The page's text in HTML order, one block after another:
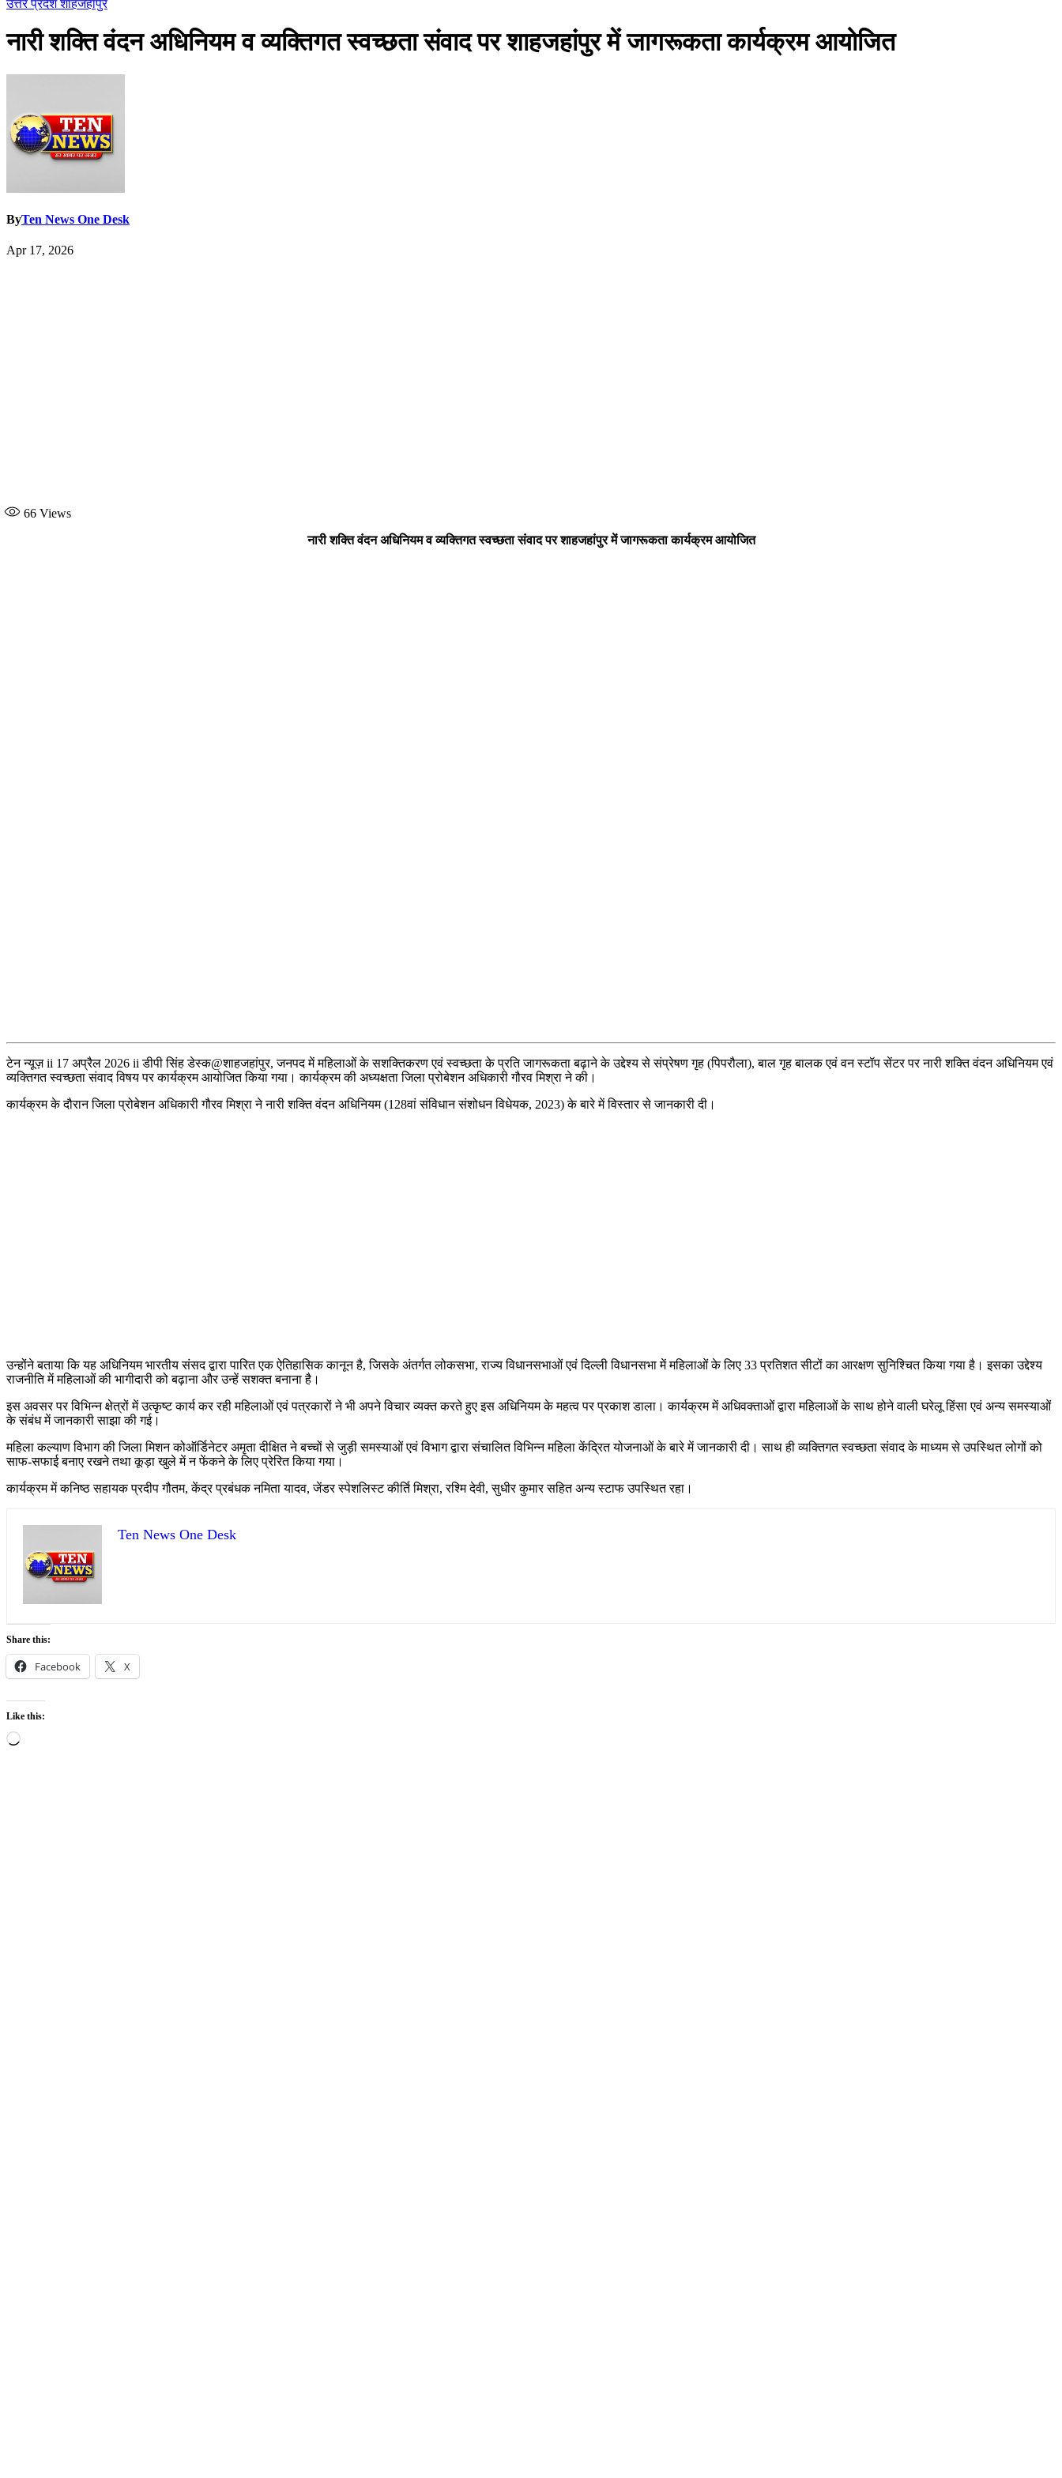
उत्तर प्रदेशशाहजहांपुर
नारी शक्ति वंदन अधिनियम व व्यक्तिगत स्वच्छता संवाद पर शाहजहांपुर में जागरूकता कार्यक्रम आयोजित
ByTen News One Desk
Apr 17, 2026
66 Views
नारी शक्ति वंदन अधिनियम व व्यक्तिगत स्वच्छता संवाद पर शाहजहांपुर में जागरूकता कार्यक्रम आयोजित
टेन न्यूज़ ii 17 अप्रैल 2026 ii डीपी सिंह डेस्क@शाहजहांपुर, जनपद में महिलाओं के सशक्तिकरण एवं स्वच्छता के प्रति जागरूकता बढ़ाने के उद्देश्य से संप्रेषण गृह (पिपरौला), बाल गृह बालक एवं वन स्टॉप सेंटर पर नारी शक्ति वंदन अधिनियम एवं
व्यक्तिगत स्वच्छता संवाद विषय पर कार्यक्रम आयोजित किया गया। कार्यक्रम की अध्यक्षता जिला प्रोबेशन अधिकारी गौरव मिश्रा ने की।
कार्यक्रम के दौरान जिला प्रोबेशन अधिकारी गौरव मिश्रा ने नारी शक्ति वंदन अधिनियम (128वां संविधान संशोधन विधेयक, 2023) के बारे में विस्तार से जानकारी दी।
उन्होंने बताया कि यह अधिनियम भारतीय संसद द्वारा पारित एक ऐतिहासिक कानून है, जिसके अंतर्गत लोकसभा, राज्य विधानसभाओं एवं दिल्ली विधानसभा में महिलाओं के लिए 33 प्रतिशत सीटों का आरक्षण सुनिश्चित किया गया है। इसका उद्देश्य
राजनीति में महिलाओं की भागीदारी को बढ़ाना और उन्हें सशक्त बनाना है।
इस अवसर पर विभिन्न क्षेत्रों में उत्कृष्ट कार्य कर रही महिलाओं एवं पत्रकारों ने भी अपने विचार व्यक्त करते हुए इस अधिनियम के महत्व पर प्रकाश डाला। कार्यक्रम में अधिवक्ताओं द्वारा महिलाओं के साथ होने वाली घरेलू हिंसा एवं अन्य समस्याओं
के संबंध में जानकारी साझा की गई।
महिला कल्याण विभाग की जिला मिशन कोऑर्डिनेटर अमृता दीक्षित ने बच्चों से जुड़ी समस्याओं एवं विभाग द्वारा संचालित विभिन्न महिला केंद्रित योजनाओं के बारे में जानकारी दी। साथ ही व्यक्तिगत स्वच्छता संवाद के माध्यम से उपस्थित लोगों को
साफ-सफाई बनाए रखने तथा कूड़ा खुले में न फेंकने के लिए प्रेरित किया गया।
कार्यक्रम में कनिष्ठ सहायक प्रदीप गौतम, केंद्र प्रबंधक नमिता यादव, जेंडर स्पेशलिस्ट कीर्ति मिश्रा, रश्मि देवी, सुधीर कुमार सहित अन्य स्टाफ उपस्थित रहा।
Ten News One Desk
Share this:
Facebook X
Like this:
Loading…